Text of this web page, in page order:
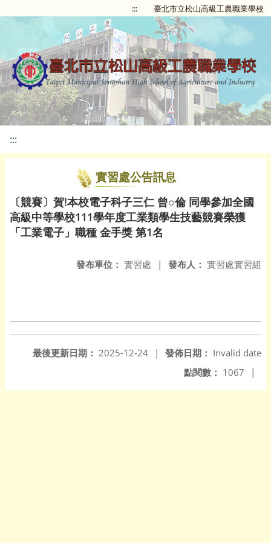
::: 臺北市立松山高級工農職業學校
:::
實習處公告訊息
〔競賽〕賀!本校電子科子三仁 曾○倫 同學參加全國
高級中等學校111學年度工業類學生技藝競賽榮獲
「工業電子」職種 金手獎 第1名
發布人： 實習處實習組
發布單位： 實習處 |
發佈日期： Invalid date
最後更新日期： 2025-12-24
|
點閱數： 1067 |